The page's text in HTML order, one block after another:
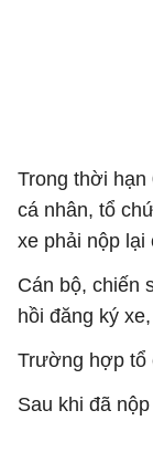
Trong thời
cá nhân, tổ
xe phải nộp lại
Cán bộ, chiến
hồi đăng ký
Trường hợp tổ
Sau khi đã